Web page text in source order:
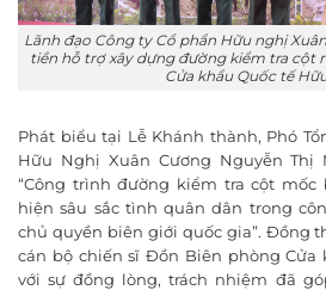
Lãnh đạo Công ty Cổ phẩn Hữu nghị
tiền hỗ trợ xây dựng đường kiểm tra cột
Cửa khẩu Quốc tế
Phát biểu tại Lễ Khánh thành, Phó
Hữu Nghị Xuân Cương Nguyễn Thị
“Công trình đường kiểm tra cột
hiện sâu sắc tình quân dân trong
chủ quyền biên giới quốc gia”. Đồng
cán bộ chiến sĩ Đồn Biên phòng Cửa
với sự đồng lòng, trách nhiệm đã